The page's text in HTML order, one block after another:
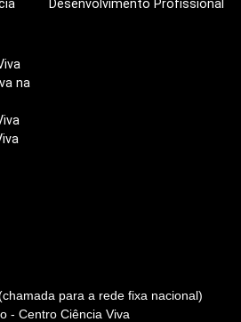
Desenvolvimento Profissional
na
para a rede fixa nacional)
- Centro Ciência Viva